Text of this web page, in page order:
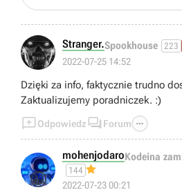
Stranger.Spookhouse 223
2022-07-25 14:52
Dzięki za info, faktycznie trudno
Zaktualizujemy poradniczek. :)
Odpowiedz  Forum 
😁
mohenjodaroKodeina
144
2022-07-23 00:21